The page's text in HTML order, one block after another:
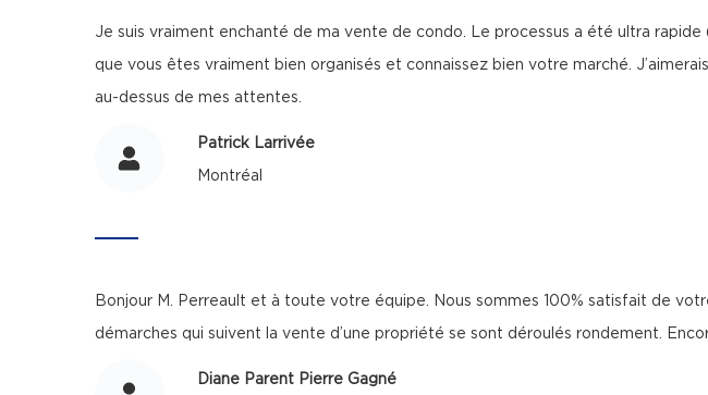
Je suis vraiment enchanté de ma vente de condo. Le processus a été ultra
que vous êtes vraiment bien organisés et connaissez bien votre marché.
au-dessus de mes attentes.
Patrick Larrivée
Montréal
Bonjour M. Perreault et à toute votre équipe. Nous sommes 100% satisfait de
démarches qui suivent la vente d’une propriété se sont déroulés rondement.
Diane Parent Pierre Gagné